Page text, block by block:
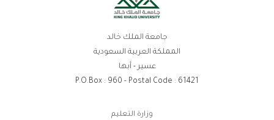
جامعة الملك خالد
المملكة العربية السعودية
عسير - أبها
P.O.Box : 960 - Postal Code : 61421
وزارة التعليم